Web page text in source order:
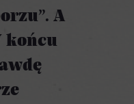
A
końcu